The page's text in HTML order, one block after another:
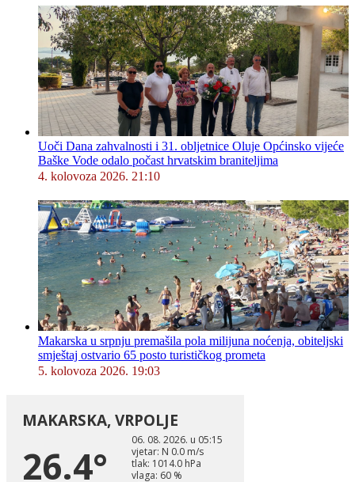
Uoči Dana zahvalnosti i 31. obljetnice Oluje Općinsko vijeće
Baške Vode odalo počast hrvatskim braniteljima
4. kolovoza 2026. 21:10
Makarska u srpnju premašila pola milijuna noćenja, obiteljski
smještaj ostvario 65 posto turističkog prometa
5. kolovoza 2026. 19:03